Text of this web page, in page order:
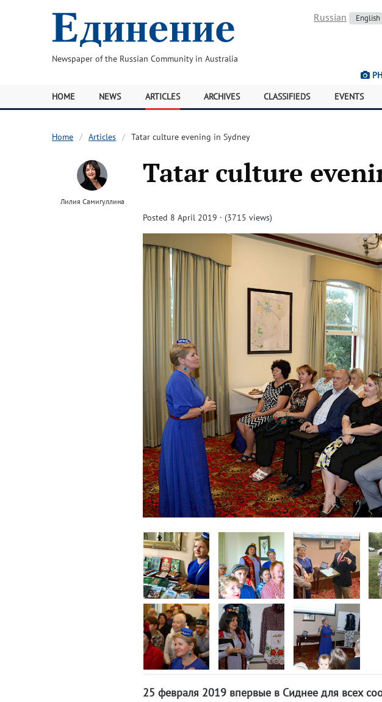
Newspaper of the Russian Community in Australia
Russian English
HOME NEWS ARTICLES ARCHIVES CLASSIFIEDS EVENTS
Home Articles Tatar culture evening in Sydney
Лилия Самигуллина
Tatar culture
Posted 8 April 2019 · (3715 views)
25 февраля 2019 впервые в Сиднее для всех